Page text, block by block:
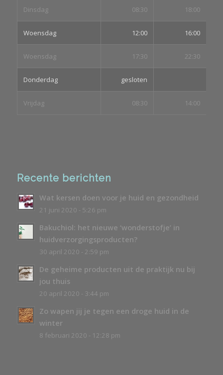
Dinsdag 08:30 18:00
Woensdag 12:00 16:00
Woensdag 17:30 22:30
Donderdag gesloten
Vrijdag 08:30 14:00
Recente berichten
Wat kersen doen voor je huid en gezondheid
21 juni 2020 - 5:26 pm
Bakuchiol: het nieuwe ‘wonderstofje’ in
huidverzorgingsproducten?
30 april 2020 - 2:59 pm
De geheime producten uit de praktijk nu bij
jou thuis
20 april 2020 - 3:44 pm
Zo wapen jij je tegen een droge huid in de
winter
8 februari 2020 - 12:28 pm